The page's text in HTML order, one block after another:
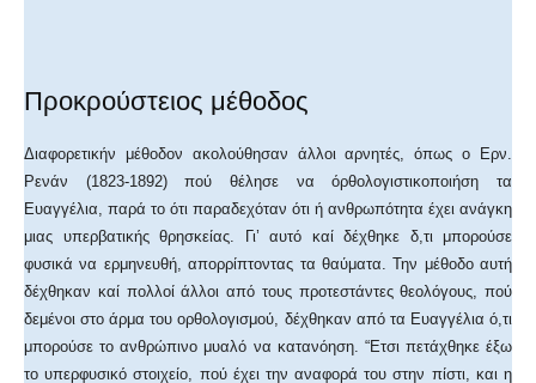
Προκρούστειος μέθοδος
Διαφορετικήν μέθοδον ακολούθησαν άλλοι αρνητές, όπως ο Ερν.
Ρενάν (1823-1892) πού θέλησε να όρθολογιστικοποιήση τα
Ευαγγέλια, παρά το ότι παραδεχόταν ότι ή ανθρωπότητα έχει ανάγκη
μιας υπερβατικής θρησκείας. Γι’ αυτό καί δέχθηκε δ,τι μπορούσε
φυσικά να ερμηνευθή, απορρίπτοντας τα θαύματα. Την μέθοδο αυτή
δέχθηκαν καί πολλοί άλλοι από τους προτεστάντες θεολόγους, πού
δεμένοι στο άρμα του ορθολογισμού, δέχθηκαν από τα Ευαγγέλια ό,τι
μπορούσε το ανθρώπινο μυαλό να κατανόηση. “Ετσι πετάχθηκε έξω
το υπερφυσικό στοιχείο, πού έχει την αναφορά του στην πίστι, και η